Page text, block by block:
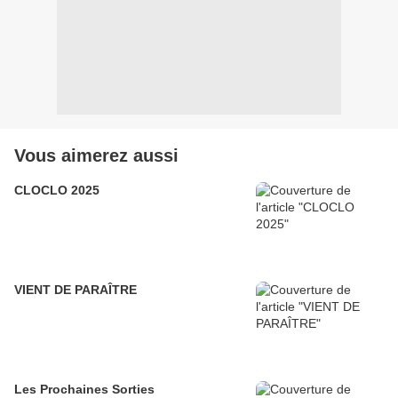
Vous aimerez aussi
CLOCLO 2025
VIENT DE PARAÎTRE
Les Prochaines Sorties